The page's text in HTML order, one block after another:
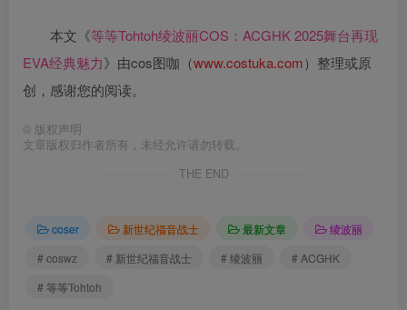
本文《等等Tohtoh绫波丽COS：ACGHK 2025舞台再现
EVA经典魅力》由cos图咖（www.costuka.com）整理或原
创，感谢您的阅读。
© 版权声明
文章版权归作者所有，未经允许请勿转载。
THE END
coser 新世纪福音战士 最新文章
绫波丽
# coswz
# 新世纪福音战士 # 绫波丽
# ACGHK
# 等等Tohtoh